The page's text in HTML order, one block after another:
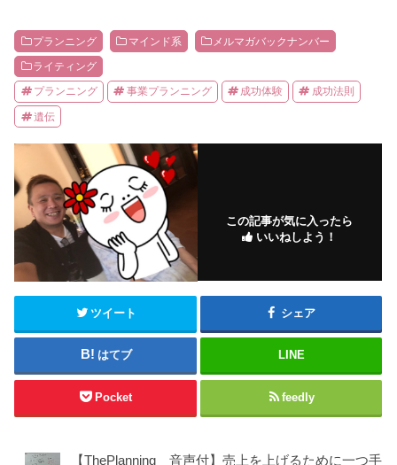
プランニング マインド系 メルマガバックナンバー
ライティング
プランニング 事業プランニング 成功体験 成功法則
遺伝
この記事が気に入ったら
いいねしよう！
ツイート シェア
はてブ LINE
Pocket feedly
【ThePlanning 音声付】売上を上げるために一つ手